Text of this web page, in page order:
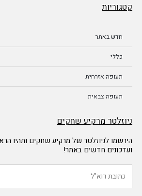
קטגוריות
חדש באתר
כללי
תעופה אזרחית
תעופה צבאית
ניוזלטר מרקיע שחקים
הירשמו לניוזלטר של מרקיע שחקים ותהיו
ועדכונים חדשים באתר!